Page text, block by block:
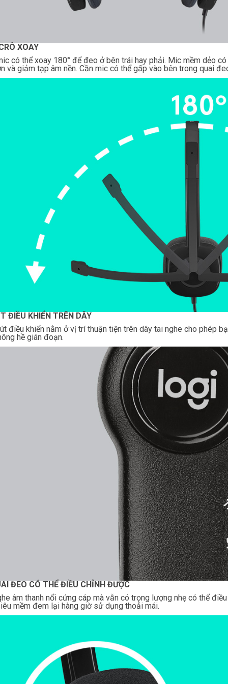
XOAY
có thể xoay 180° để đeo ở bên trái hay phải. Mic mềm dẻo
và giảm tạp âm nền. Cần mic có thể gấp vào bên trong quai
ĐIỀU KHIỂN TRÊN DÂY
điều khiển nằm ở vị trí thuận tiện trên dây tai nghe cho phép
hề gián đoạn.
ĐEO CÓ THỂ ĐIỀU CHỈNH ĐƯỢC
âm thanh nổi cứng cáp mà vẫn có trọng lượng nhẹ có thể
mềm đem lại hàng giờ sử dụng thoải mái.